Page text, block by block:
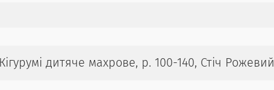
Кігурумі дитяче махрове, р. 100-140, Стіч Рожевий